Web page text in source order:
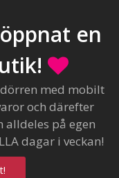
en
med mobilt
och därefter
alldeles på egen
dagar i veckan!